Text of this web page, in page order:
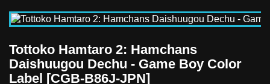
Tottoko Hamtaro 2: Hamchans
Daishuugou Dechu - Game Boy Color
Label [CGB-B86J-JPN]